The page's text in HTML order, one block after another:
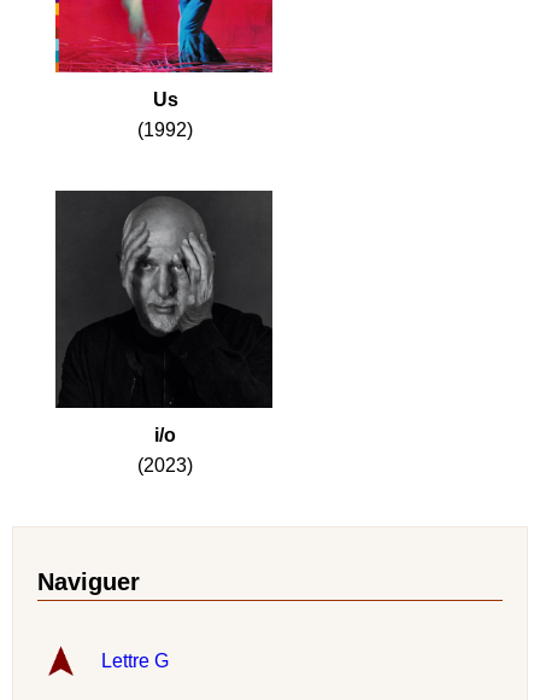
Us
(1992)
i/o
(2023)
Naviguer
Lettre G